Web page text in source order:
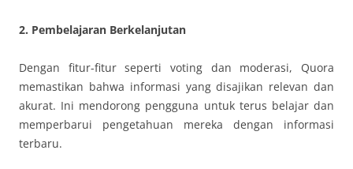
2. Pembelajaran Berkelanjutan
Dengan fitur-fitur seperti voting dan moderasi, Quora
memastikan bahwa informasi yang disajikan relevan dan
akurat. Ini mendorong pengguna untuk terus belajar dan
memperbarui pengetahuan mereka dengan informasi
terbaru.